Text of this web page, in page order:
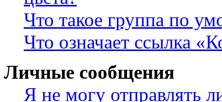
Что такое группа по
Что означает ссылка
Личные сообщения
Я не могу отправлять